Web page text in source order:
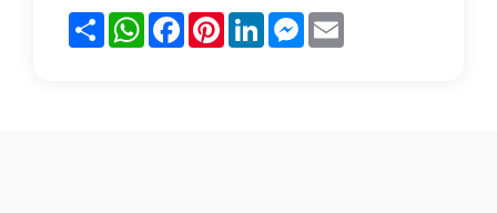
PartagerWhatsApp
FacebookPinterestLinkedInMessenger